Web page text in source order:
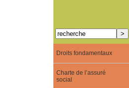
À propos de
Droits fondamentaux
Charte de l’assuré
social